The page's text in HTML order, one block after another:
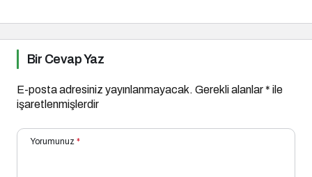
Bir Cevap Yaz
E-posta adresiniz yayınlanmayacak. Gerekli alanlar* ile
işaretlenmişlerdir
Yorumunuz *